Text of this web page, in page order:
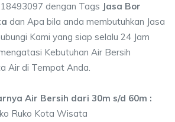
dengan Tags Jasa Bor
dan Apa bila anda membutuhkan Jasa
Kami yang siap selalu 24 Jam
Kebutuhan Air Bersih
Air di Tempat Anda.
Air Bersih dari 30m s/d 60m :
Ruko Kota Wisata